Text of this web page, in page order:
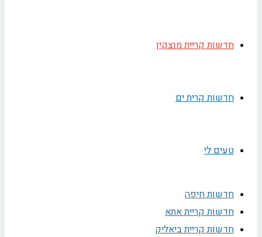
חדשות קריית מוצקין
חדשות קרית ים
טעים לי
חדשות חיפה
חדשות קריית אתא
חדשות קריית ביאליק